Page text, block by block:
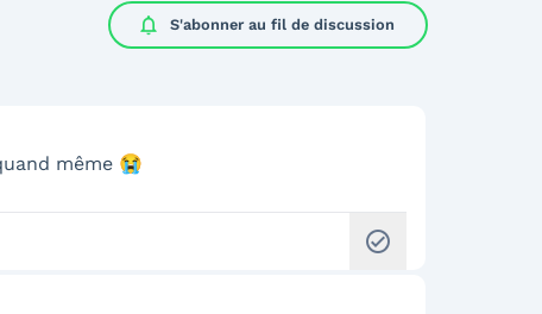
notifications S'abonner au fil de discussion
même 😭
check_circle